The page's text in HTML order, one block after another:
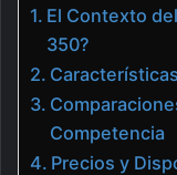
El Contexto
350?
Competencia
Precios y